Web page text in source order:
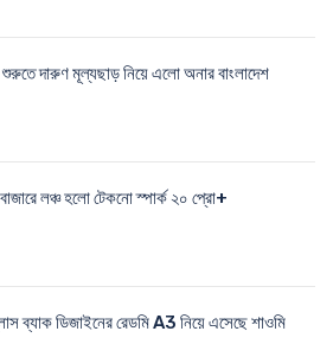
দারুণ মূল্যছাড় নিয়ে এলো অনার বাংলাদেশ
বাজারে লঞ্চ হলো টেকনো স্পার্ক ২০ প্রো+
ব্যাক ডিজাইনের রেডমি A3 নিয়ে এসেছে শাওমি